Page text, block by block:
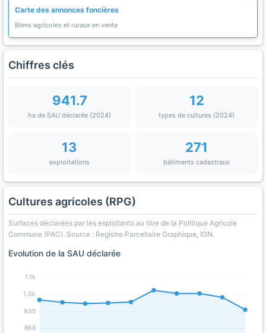
Carte des annonces foncières
Biens agricoles et ruraux en vente
Chiffres clés
941.7
ha de SAU déclarée (2024)
12
types de cultures (2024)
13
exploitations
271
bâtiments cadastraux
Cultures agricoles (RPG)
Surfaces déclarées par les exploitants au titre de la Politique Agricole
Commune (PAC). Source : Registre Parcellaire Graphique, IGN.
Evolution de la SAU déclarée
868
935
1.0k
1.1k